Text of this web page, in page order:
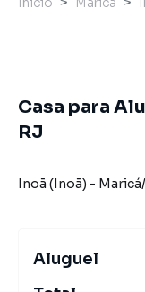
Casa para
RJ
Inoã (Inoã) - Maricá/
Aluguel